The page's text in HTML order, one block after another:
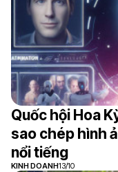
Quốc hội Hoa
sao chép hình
nổi tiếng
KINH DOANH13/10